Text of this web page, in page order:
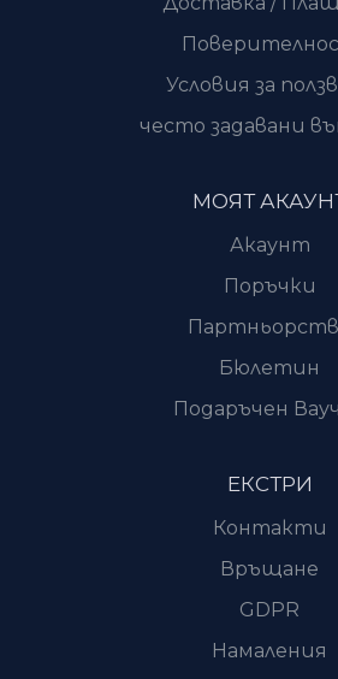
Условия за
често задавани
МОЯТ
Акаунт
Поръчки
Бюлетин
Подаръчен
ЕКСТРИ
Контакти
Връщане
GDPR
Намаления